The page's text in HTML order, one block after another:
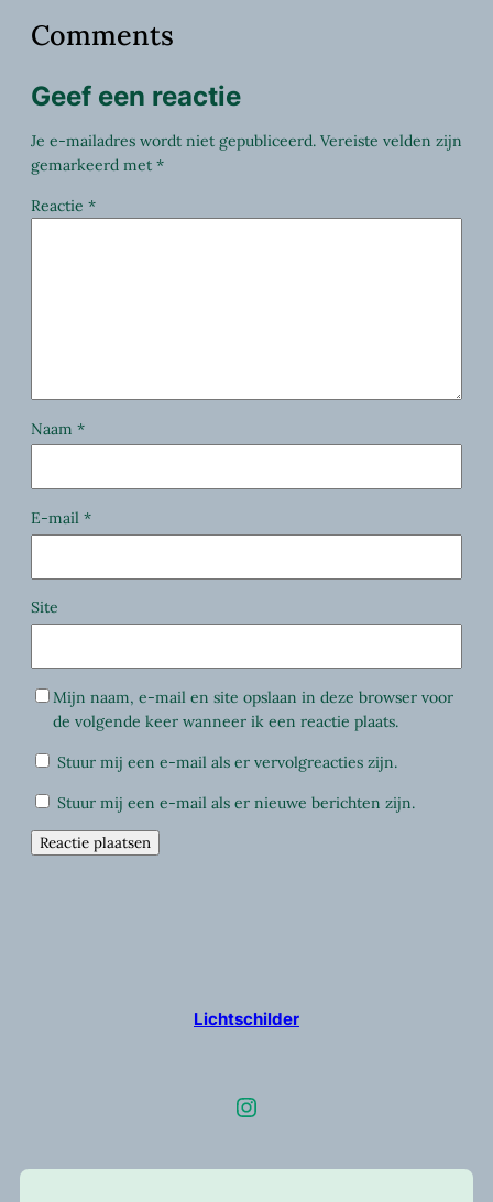
Comments
Geef een reactie
Je e-mailadres wordt niet gepubliceerd. Vereiste velden zijn
gemarkeerd met *
Reactie *
Naam *
E-mail *
Site
Mijn naam, e-mail en site opslaan in deze browser voor
de volgende keer wanneer ik een reactie plaats.
Stuur mij een e-mail als er vervolgreacties zijn.
Stuur mij een e-mail als er nieuwe berichten zijn.
Lichtschilder
Instagram